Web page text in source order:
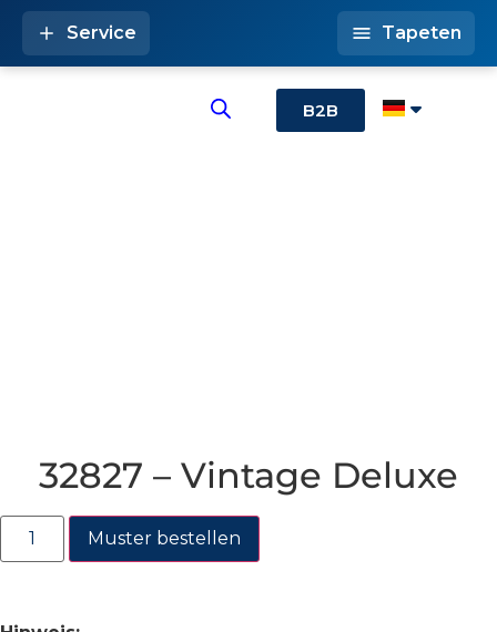
B2B
Service Tapeten
32827 – Vintage Deluxe
Muster bestellen